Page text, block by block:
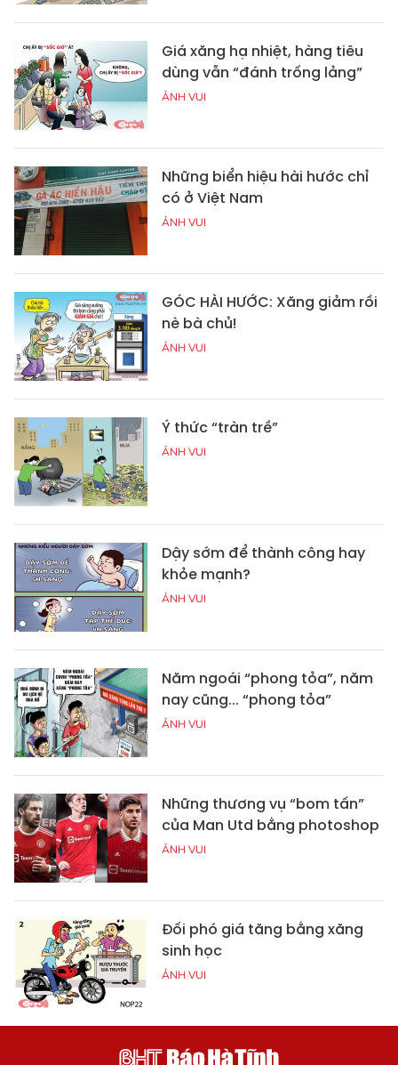
Giá xăng hạ nhiệt, hàng tiêu
dùng vẫn “đánh trống lảng”
ẢNH VUI
Những biển hiệu hài hước chỉ
có ở Việt Nam
ẢNH VUI
GÓC HÀI HƯỚC: Xăng giảm rồi
nè bà chủ!
ẢNH VUI
Ý thức “tràn trề”
ẢNH VUI
Dậy sớm để thành công hay
khỏe mạnh?
ẢNH VUI
Năm ngoái “phong tỏa”, năm
nay cũng... “phong tỏa”
ẢNH VUI
Những thương vụ “bom tấn”
của Man Utd bằng photoshop
ẢNH VUI
Đối phó giá tăng bằng xăng
sinh học
ẢNH VUI